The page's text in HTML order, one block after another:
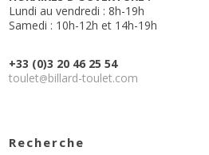
Lundi au vendredi : 8h-19h
Samedi : 10h-12h et 14h-19h
+33 (0)3 20 46 25 54
toulet@billard-toulet.com
Recherche